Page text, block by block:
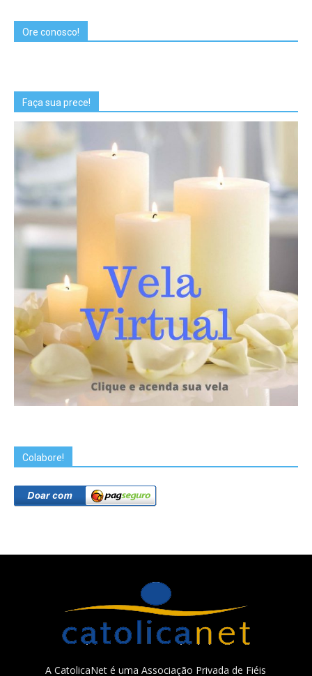
Ore conosco!
Faça sua prece!
Colabore!
A CatolicaNet é uma Associação Privada de Fiéis